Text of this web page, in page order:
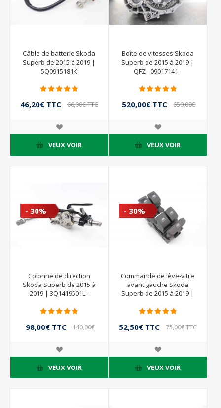
Câble de batterie Skoda
Superb de 2015 à 2019 |
5Q0915181K
46,20€ TTC 66,00€ TTC
VEUX VOIR
Boîte de vitesses Skoda
Superb de 2015 à 2019 |
QFZ - 09017141 -
02Q300050E
520,00€ TTC
650,00€
VEUX VOIR
- 30%
Colonne de direction
Skoda Superb de 2015 à
2019 | 3Q1419501L -
98,00€ TTC
140,00€
VEUX VOIR
- 30%
Commande de lève-vitre
avant gauche Skoda
Superb de 2015 à 2019 |
52,50€ TTC 75,00€ TTC
VEUX VOIR